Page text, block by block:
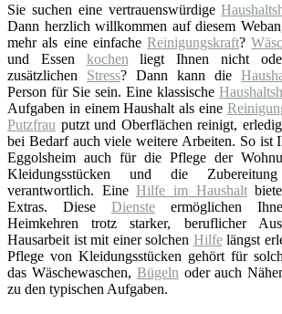
Sie suchen eine vertrauenswürdige
Dann herzlich willkommen auf diesem
mehr als eine einfacheReinigungskraft?
und Essen kochen liegt Ihnen nicht
zusätzlichen Stress? Dann kann die
Person für Sie sein. Eine klassische
Aufgaben in einem Haushalt als eine
Putzfrau putzt und Oberflächen reinigt,
bei Bedarf auch viele weitere Arbeiten. So ist
Eggolsheim auch für die Pflege der
Kleidungsstücken und die
verantwortlich. EineHilfe im Haushalt
Extras. Diese Dienste ermöglichen
Heimkehren trotz starker, beruflicher
Hausarbeit ist mit einer solchen Hilfelängst
Pflege von Kleidungsstücken gehört für
das Wäschewaschen, Bügeln oder auch
zu den typischen Aufgaben.